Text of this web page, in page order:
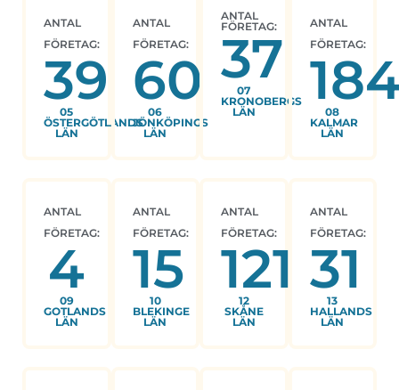
ANTAL
FÖRETAG:
39
05
ÖSTERGÖTLANDS
LÄN
ANTAL
FÖRETAG:
60
06
JÖNKÖPINGS
LÄN
ANTAL
FÖRETAG:
37
07
KRONOBERGS
LÄN
ANTAL
FÖRETAG:
08
KALMAR
LÄN
ANTAL
FÖRETAG:
4
09
GOTLANDS
LÄN
ANTAL
FÖRETAG:
15
10
BLEKINGE
LÄN
ANTAL
FÖRETAG:
121
12
SKÅNE
LÄN
ANTAL
FÖRETAG:
31
13
HALLANDS
LÄN